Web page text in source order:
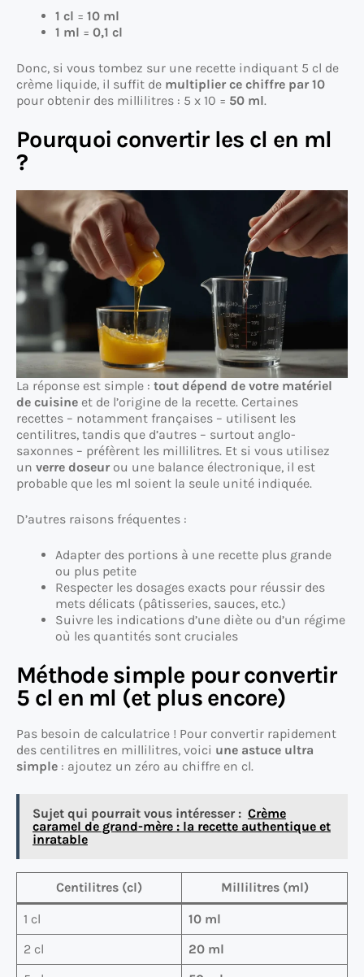
1 cl = 10 ml
1 ml = 0,1 cl
Donc, si vous tombez sur une recette indiquant 5 cl de
crème liquide, il suffit de multiplier ce chiffre par 10
pour obtenir des millilitres : 5 x 10 = 50 ml.
Pourquoi convertir les cl en ml
?
La réponse est simple : tout dépend de votre matériel
de cuisine et de l’origine de la recette. Certaines
recettes – notamment françaises – utilisent les
centilitres, tandis que d’autres – surtout anglo-
saxonnes – préfèrent les millilitres. Et si vous utilisez
un verre doseur ou une balance électronique, il est
probable que les ml soient la seule unité indiquée.
D’autres raisons fréquentes :
Adapter des portions à une recette plus grande
ou plus petite
Respecter les dosages exacts pour réussir des
mets délicats (pâtisseries, sauces, etc.)
Suivre les indications d’une diète ou d’un régime
où les quantités sont cruciales
Méthode simple pour convertir
5 cl en ml (et plus encore)
Pas besoin de calculatrice ! Pour convertir rapidement
des centilitres en millilitres, voici une astuce ultra
simple : ajoutez un zéro au chiffre en cl.
Sujet qui pourrait vous intéresser : Crème
caramel de grand-mère : la recette authentique et
inratable
Centilitres (cl) Millilitres (ml)
1 cl
10 ml
2 cl
20 ml